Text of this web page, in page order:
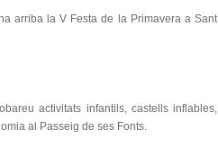
arriba la V Festa de la Primavera a Sant
activitats infantils, castells inflables,
al Passeig de ses Fonts.